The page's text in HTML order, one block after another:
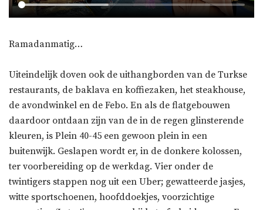
Ramadanmatig…
Uiteindelijk doven ook de uithangborden van de Turkse
restaurants, de baklava en koffiezaken, het steakhouse,
de avondwinkel en de Febo. En als de flatgebouwen
daardoor ontdaan zijn van de in de regen glinsterende
kleuren, is Plein 40-45 een gewoon plein in een
buitenwijk. Geslapen wordt er, in de donkere kolossen,
ter voorbereiding op de werkdag. Vier onder de
twintigers stappen nog uit een Uber; gewatteerde jasjes,
witte sportschoenen, hoofddoekjes, voorzichtige